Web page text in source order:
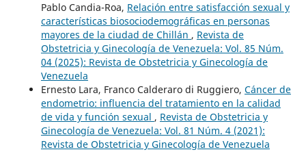
Pablo Candia-Roa, Relación entre satisfacción sexual y
características biosociodemográficas en personas
mayores de la ciudad de Chillán , Revista de
Obstetricia y Ginecología de Venezuela: Vol. 85 Núm.
04 (2025): Revista de Obstetricia y Ginecología de
Venezuela
Ernesto Lara, Franco Calderaro di Ruggiero, Cáncer de
endometrio: influencia del tratamiento en la calidad
de vida y función sexual , Revista de Obstetricia y
Ginecología de Venezuela: Vol. 81 Núm. 4 (2021):
Revista de Obstetricia y Ginecología de Venezuela